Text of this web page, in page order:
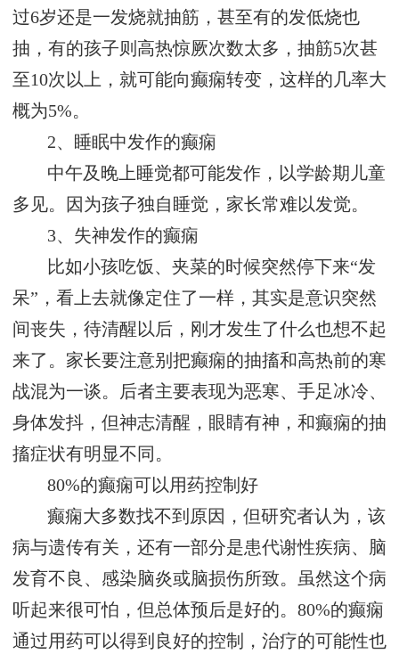
过6岁还是一发烧就抽筋，甚至有的发低烧也
抽，有的孩子则高热惊厥次数太多，抽筋5次甚
至10次以上，就可能向癫痫转变，这样的几率大
概为5%。
2、睡眠中发作的癫痫
中午及晚上睡觉都可能发作，以学龄期儿童
多见。因为孩子独自睡觉，家长常难以发觉。
3、失神发作的癫痫
比如小孩吃饭、夹菜的时候突然停下来“发
呆”，看上去就像定住了一样，其实是意识突然
间丧失，待清醒以后，刚才发生了什么也想不起
来了。家长要注意别把癫痫的抽搐和高热前的寒
战混为一谈。后者主要表现为恶寒、手足冰冷、
身体发抖，但神志清醒，眼睛有神，和癫痫的抽
搐症状有明显不同。
80%的癫痫可以用药控制好
癫痫大多数找不到原因，但研究者认为，该
病与遗传有关，还有一部分是患代谢性疾病、脑
发育不良、感染脑炎或脑损伤所致。虽然这个病
听起来很可怕，但总体预后是好的。80%的癫痫
通过用药可以得到良好的控制，治疗的可能性也